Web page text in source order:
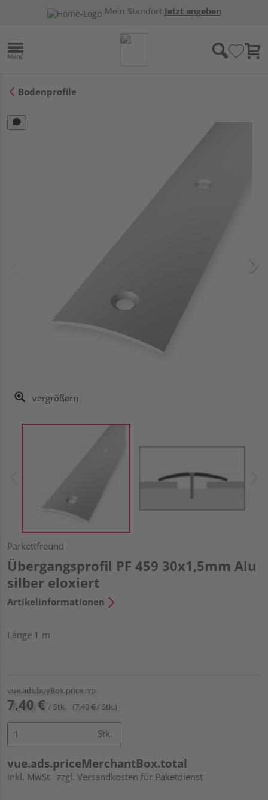
Mein Standort:Jetzt angeben
Bodenprofile
vergrößern
Parkettfreund
Übergangsprofil PF 459 30x1,5mm Alu
silber eloxiert
Artikelinformationen
Länge 1 m
vue.ads.buyBox.price.rrp
7,40 € / Stk. (7,40 € / Stk.)
Stk.
vue.ads.priceMerchantBox.total
inkl. MwSt. zzgl. Versandkosten für Paketdienst